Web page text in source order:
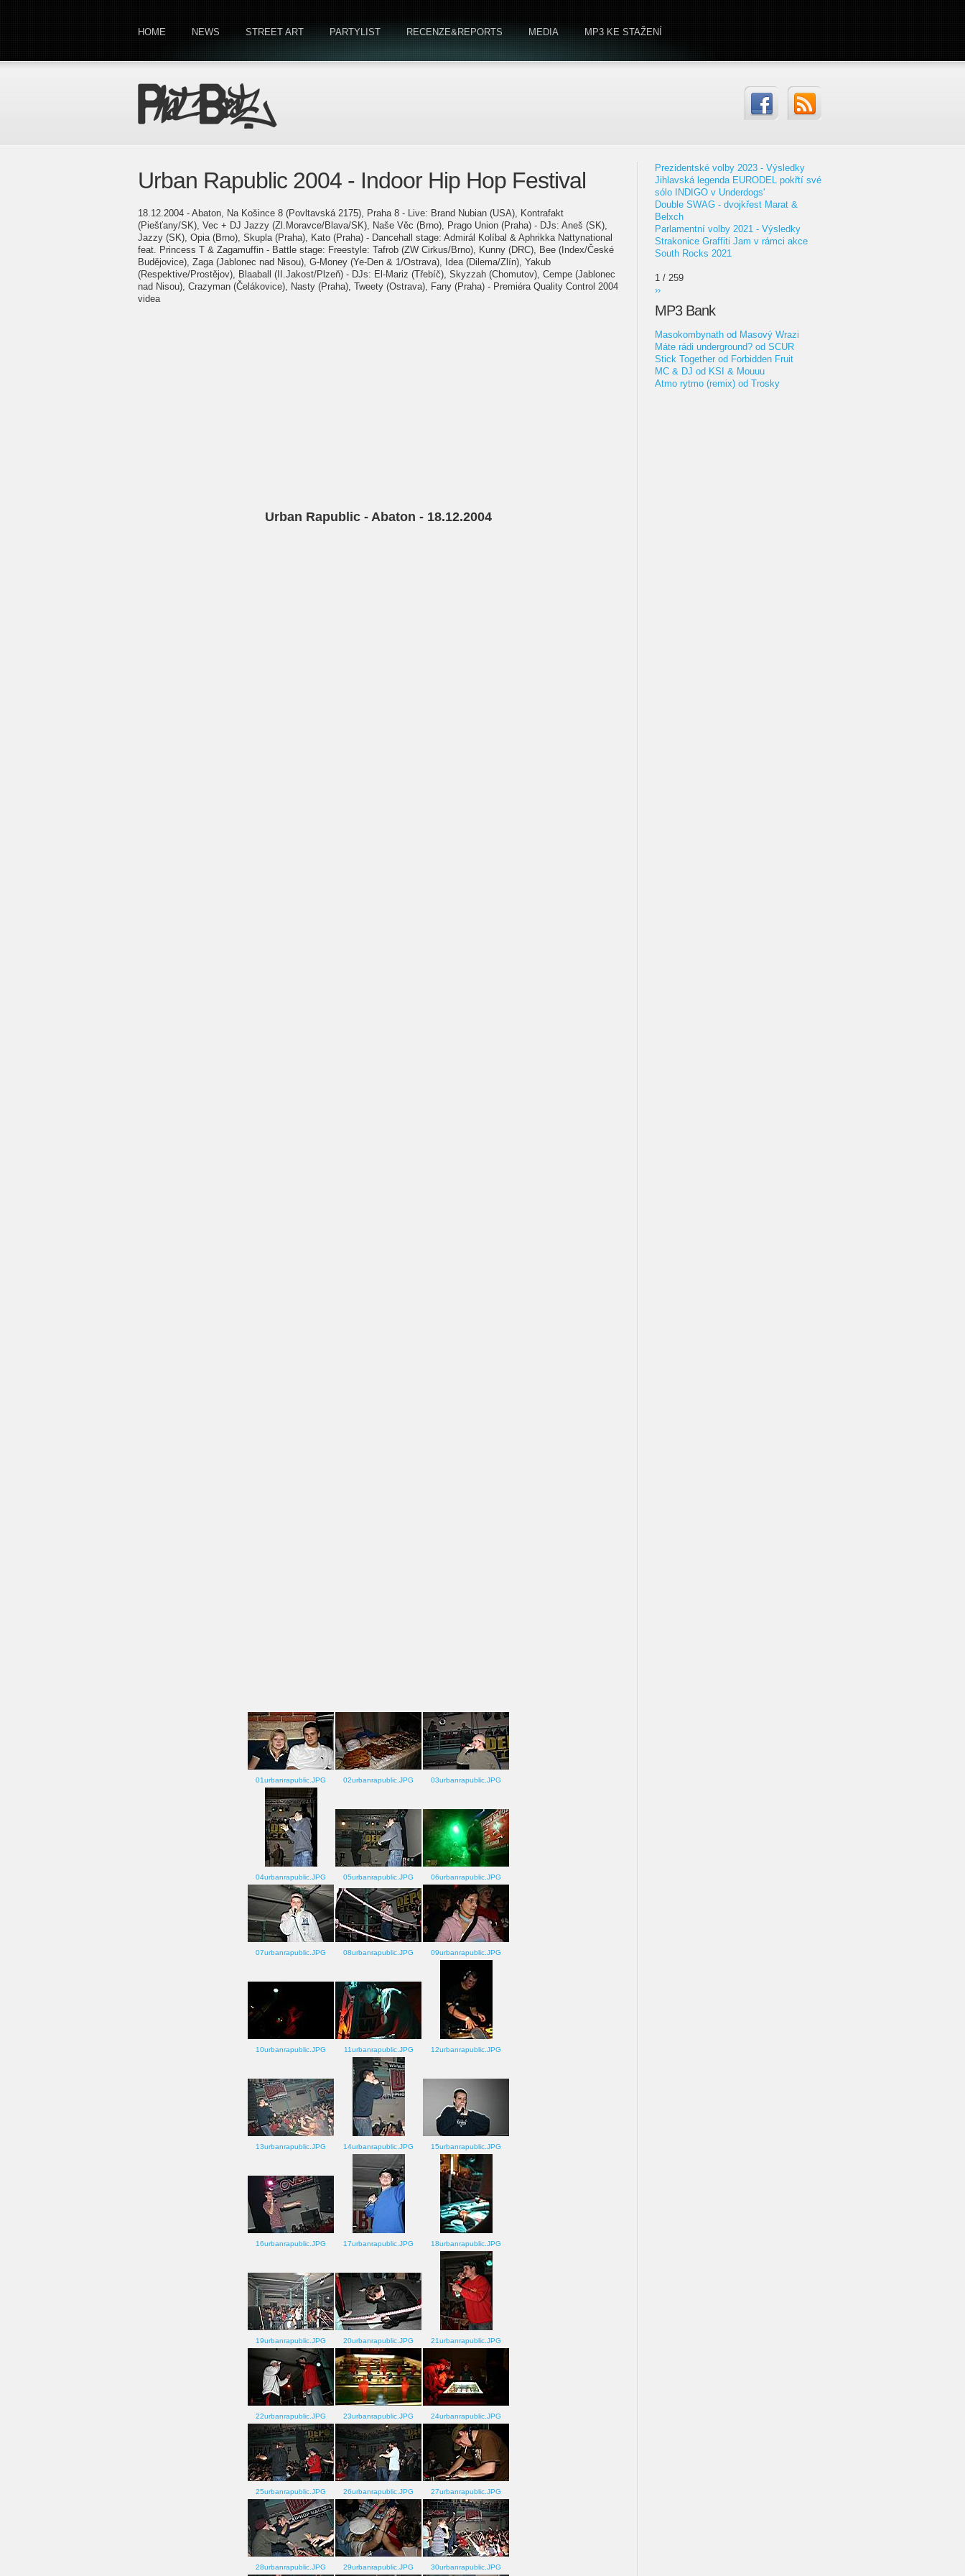
HOME NEWS STREET ART PARTYLIST RECENZE&REPORTS MEDIA MP3 KE STAŽENÍ
Urban Rapublic 2004 - Indoor Hip Hop Festival
18.12.2004 - Abaton, Na Košince 8 (Povltavská 2175), Praha 8 - Live: Brand Nubian (USA), Kontrafakt
(Piešťany/SK), Vec + DJ Jazzy (Zl.Moravce/Blava/SK), Naše Věc (Brno), Prago Union (Praha) - DJs: Aneš (SK),
Jazzy (SK), Opia (Brno), Skupla (Praha), Kato (Praha) - Dancehall stage: Admirál Kolíbal & Aphrikka Nattynational
feat. Princess T & Zagamuffin - Battle stage: Freestyle: Tafrob (ZW Cirkus/Brno), Kunny (DRC), Bee (Index/České
Budějovice), Zaga (Jablonec nad Nisou), G-Money (Ye-Den & 1/Ostrava), Idea (Dilema/Zlín), Yakub
(Respektive/Prostějov), Blaaball (II.Jakost/Plzeň) - DJs: El-Mariz (Třebíč), Skyzzah (Chomutov), Cempe (Jablonec
nad Nisou), Crazyman (Čelákovice), Nasty (Praha), Tweety (Ostrava), Fany (Praha) - Premiéra Quality Control 2004
videa
Urban Rapublic - Abaton - 18.12.2004
01urbanrapublic.JPG 02urbanrapublic.JPG 03urbanrapublic.JPG
04urbanrapublic.JPG 05urbanrapublic.JPG 06urbanrapublic.JPG
07urbanrapublic.JPG 08urbanrapublic.JPG 09urbanrapublic.JPG
10urbanrapublic.JPG 11urbanrapublic.JPG 12urbanrapublic.JPG
13urbanrapublic.JPG 14urbanrapublic.JPG 15urbanrapublic.JPG
16urbanrapublic.JPG 17urbanrapublic.JPG 18urbanrapublic.JPG
19urbanrapublic.JPG 20urbanrapublic.JPG 21urbanrapublic.JPG
22urbanrapublic.JPG 23urbanrapublic.JPG 24urbanrapublic.JPG
25urbanrapublic.JPG 26urbanrapublic.JPG 27urbanrapublic.JPG
28urbanrapublic.JPG 29urbanrapublic.JPG 30urbanrapublic.JPG
Prezidentské volby 2023 - Výsledky
Jihlavská legenda EURODEL pokřtí své
sólo INDIGO v Underdogs'
Double SWAG - dvojkřest Marat &
Belxch
Parlamentní volby 2021 - Výsledky
Strakonice Graffiti Jam v rámci akce
South Rocks 2021
1 / 259
››
MP3 Bank
Masokombynath od Masový Wrazi
Máte rádi underground? od SCUR
Stick Together od Forbidden Fruit
MC & DJ od KSI & Mouuu
Atmo rytmo (remix) od Trosky